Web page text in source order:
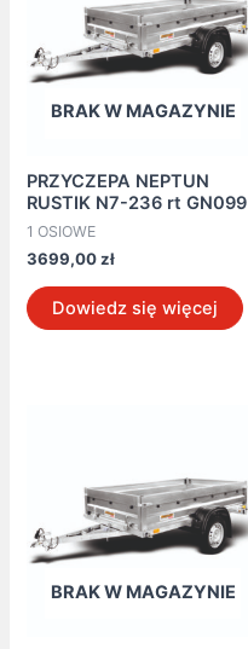
BRAK W MAGAZYNIE
PRZYCZEPA NEPTUN
RUSTIK N7-236 rt GN099
1 OSIOWE
3699,00zł
Dowiedz się więcej
BRAK W MAGAZYNIE